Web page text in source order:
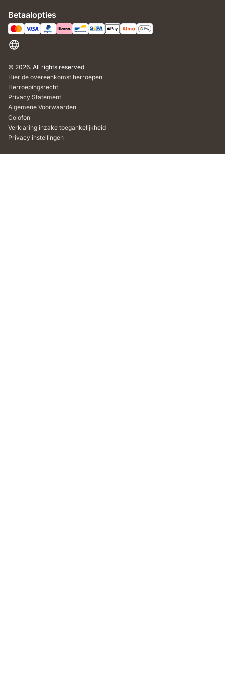
Betaalopties
© 2026. All rights reserved
Hier de overeenkomst herroepen
Herroepingsrecht
Privacy Statement
Algemene Voorwaarden
Colofon
Verklaring inzake toegankelijkheid
Privacy instellingen